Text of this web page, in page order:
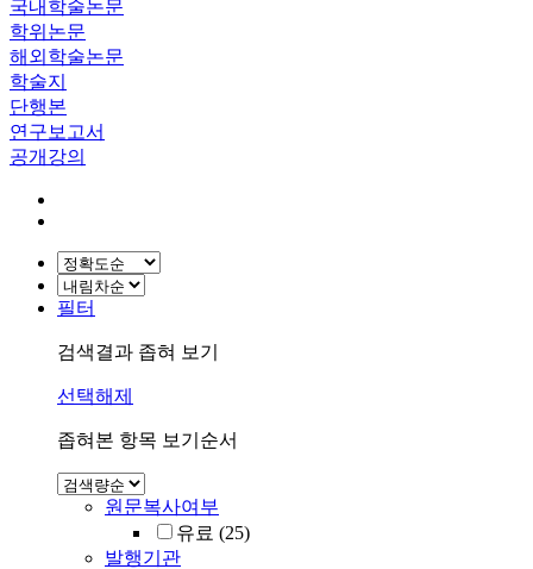
국내학술논문
학위논문
해외학술논문
학술지
단행본
연구보고서
공개강의
필터
검색결과 좁혀 보기
선택해제
좁혀본 항목 보기순서
원문복사여부
유료 (25)
발행기관